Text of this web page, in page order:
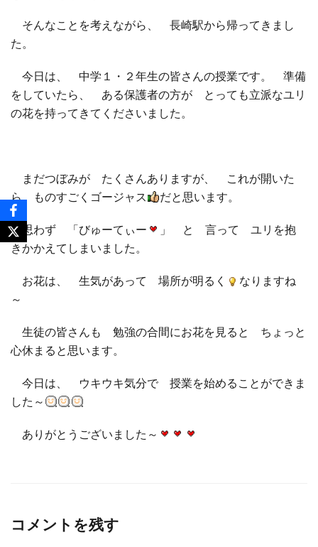
そんなことを考えながら、 長崎駅から帰ってきまし
た。
今日は、 中学１・２年生の皆さんの授業です。 準備
をしていたら、 ある保護者の方が とっても立派なユリ
の花を持ってきてくださいました。
まだつぼみが たくさんありますが、 これが開いた
ら ものすごくゴージャス
だと思います。
思わず 「びゅーてぃー
」 と 言って ユリを抱
きかかえてしまいました。
お花は、 生気があって 場所が明るく
なりますね
～
生徒の皆さんも 勉強の合間にお花を見ると ちょっと
心休まると思います。
今日は、 ウキウキ気分で 授業を始めることができま
した～
ありがとうございました～
コメントを残す